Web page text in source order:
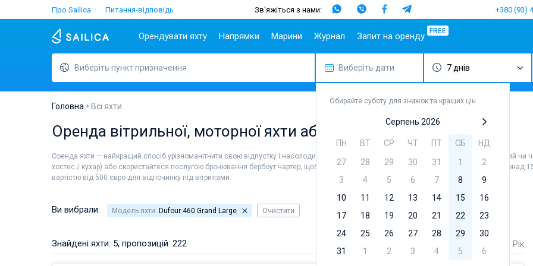
Про Sailica Питання-відповідь Зв'яжіться з нами: +380 (93)
Орендувати яхту
Популярні країни
Туреччина
Франція
Сейшели
острови
Мартініка
напрямки
Задар
Сицилія
Ібіца
Лефкада
Корфу
Популярні
марини
Марина Алімос
Марина Далмація
D-Marin Гувія
Марина Баотік
Марина Кастела
ACI Марина
Дубровник
бренди
Dufour
Leopard
Напрямки
Хорватія
Біоград
Корфу
острови
Канарія
Тенеріфе
Португалія
острови
Італія
Сардинія
Салерно
Амальфі
Марини Журнал
Чартер
Запит на оренду FREE
Виберіть пункт призначення Виберіть дати
Обирайте суботу для знижок та кращих цін
Серпень 2026
ПН ВТ СР ЧТ ПТ СБ
НД
27
28 29 30 31 1
2
3
4 5 6 7 8
9
10
11 12 13 14 15
16
17
18 19 20 21 22
23
24
25 26 27 28 29
30
31
1 2 3 4 5 6
7 днів
Головна Всі яхти
Оренда вітрильної, моторної яхти або катамарану
Оренда яхти — найкращий спосіб урізноманітнити свою відпустку і насолодитися незабутніми морськими краєвидами. Найміть повний чи
хостес / кухар) або скористайтеся послугою бронювання бербоут чартер, щоб особисто керувати човном. Наша база даних містить понад
вартістю від 500 євро для відпочинку під вітрилами.
Ви вибрали: Модель яхти: Dufour 460 Grand Large Очистити
Знайдені яхти: 5, пропозицій: 222 Рік